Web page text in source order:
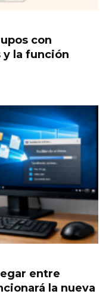
con
y la función
entre
la nueva